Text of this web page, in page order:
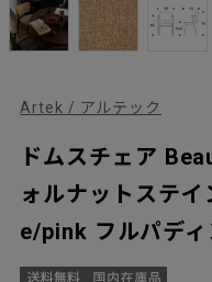
Artek / アルテック
ドムスチェア
ォルナットステ
e/pink フルパディ